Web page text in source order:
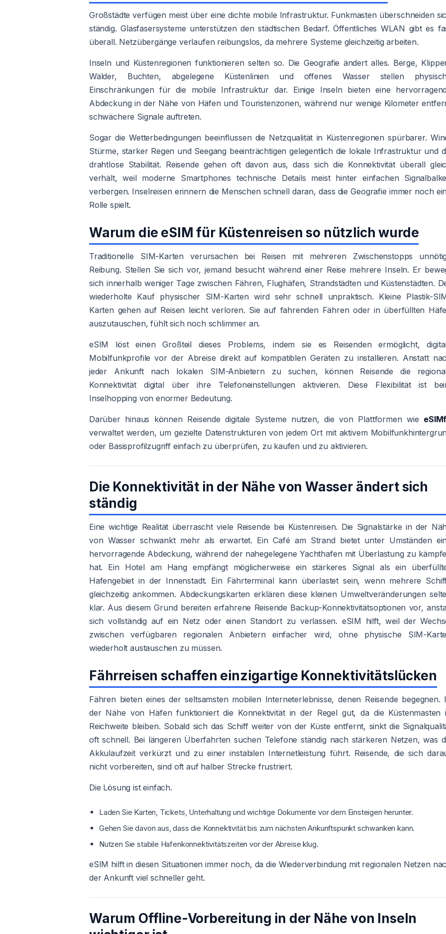
Großstädte verfügen meist über eine dichte mobile Infrastruktur. Funkmasten überschneiden
ständig. Glasfasersysteme unterstützen den städtischen Bedarf. Öffentliches WLAN gibt es
überall. Netzübergänge verlaufen reibungslos, da mehrere Systeme gleichzeitig arbeiten.
Inseln und Küstenregionen funktionieren selten so. Die Geografie ändert alles. Berge,
Wälder, Buchten, abgelegene Küstenlinien und offenes Wasser stellen
Einschränkungen für die mobile Infrastruktur dar. Einige Inseln bieten eine
Abdeckung in der Nähe von Häfen und Touristenzonen, während nur wenige Kilometer
schwächere Signale auftreten.
Sogar die Wetterbedingungen beeinflussen die Netzqualität in Küstenregionen spürbarer.
Stürme, starker Regen und Seegang beeinträchtigen gelegentlich die lokale Infrastruktur und
drahtlose Stabilität. Reisende gehen oft davon aus, dass sich die Konnektivität überall
verhält, weil moderne Smartphones technische Details meist hinter einfachen
verbergen. Inselreisen erinnern die Menschen schnell daran, dass die Geografie immer noch
Rolle spielt.
Warum die eSIM für Küstenreisen so nützlich wurde
Traditionelle SIM-Karten verursachen bei Reisen mit mehreren Zwischenstopps
Reibung. Stellen Sie sich vor, jemand besucht während einer Reise mehrere Inseln. Er
sich innerhalb weniger Tage zwischen Fähren, Flughäfen, Strandstädten und Küstenstädten.
wiederholte Kauf physischer SIM-Karten wird sehr schnell unpraktisch. Kleine Plastik-
Karten gehen auf Reisen leicht verloren. Sie auf fahrenden Fähren oder in überfüllten
auszutauschen, fühlt sich noch schlimmer an.
eSIM löst einen Großteil dieses Problems, indem sie es Reisenden ermöglicht,
Mobilfunkprofile vor der Abreise direkt auf kompatiblen Geräten zu installieren. Anstatt
jeder Ankunft nach lokalen SIM-Anbietern zu suchen, können Reisende die
Konnektivität digital über ihre Telefoneinstellungen aktivieren. Diese Flexibilität ist
Inselhopping von enormer Bedeutung.
Darüber hinaus können Reisende digitale Systeme nutzen, die von Plattformen wie
verwaltet werden, um gezielte Datenstrukturen von jedem Ort mit aktivem
oder Basisprofilzugriff einfach zu überprüfen, zu kaufen und zu aktivieren.
Die Konnektivität in der Nähe von Wasser ändert sich
ständig
Eine wichtige Realität überrascht viele Reisende bei Küstenreisen. Die Signalstärke in der
von Wasser schwankt mehr als erwartet. Ein Café am Strand bietet unter Umständen
hervorragende Abdeckung, während der nahegelegene Yachthafen mit Überlastung zu
hat. Ein Hotel am Hang empfängt möglicherweise ein stärkeres Signal als ein
Hafengebiet in der Innenstadt. Ein Fährterminal kann überlastet sein, wenn mehrere
gleichzeitig ankommen. Abdeckungskarten erklären diese kleinen Umweltveränderungen
klar. Aus diesem Grund bereiten erfahrene Reisende Backup-Konnektivitätsoptionen vor,
sich vollständig auf ein Netz oder einen Standort zu verlassen. eSIM hilft, weil der
zwischen verfügbaren regionalen Anbietern einfacher wird, ohne physische SIM-
wiederholt austauschen zu müssen.
Fährreisen schaffen einzigartige Konnektivitätslücken
Fähren bieten eines der seltsamsten mobilen Interneterlebnisse, denen Reisende begegnen.
der Nähe von Häfen funktioniert die Konnektivität in der Regel gut, da die Küstenmasten
Reichweite bleiben. Sobald sich das Schiff weiter von der Küste entfernt, sinkt die
oft schnell. Bei längeren Überfahrten suchen Telefone ständig nach stärkeren Netzen, was
Akkulaufzeit verkürzt und zu einer instabilen Internetleistung führt. Reisende, die sich
nicht vorbereiten, sind oft auf halber Strecke frustriert.
Die Lösung ist einfach.
Laden Sie Karten, Tickets, Unterhaltung und wichtige Dokumente vor dem Einsteigen herunter.
Gehen Sie davon aus, dass die Konnektivität bis zum nächsten Ankunftspunkt schwanken kann.
Nutzen Sie stabile Hafenkonnektivitätszeiten vor der Abreise klug.
eSIM hilft in diesen Situationen immer noch, da die Wiederverbindung mit regionalen Netzen
der Ankunft viel schneller geht.
Warum Offline-Vorbereitung in der Nähe von Inseln